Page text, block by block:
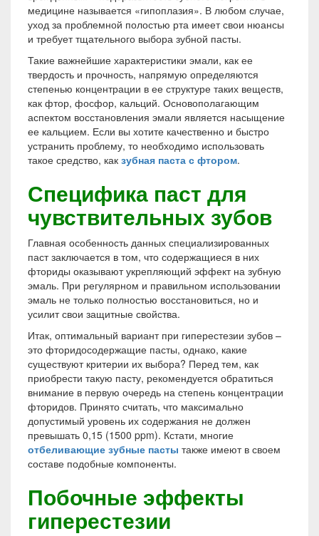
медицине называется «гипоплазия». В любом случае,
уход за проблемной полостью рта имеет свои нюансы
и требует тщательного выбора зубной пасты.
Такие важнейшие характеристики эмали, как ее
твердость и прочность, напрямую определяются
степенью концентрации в ее структуре таких веществ,
как фтор, фосфор, кальций. Основополагающим
аспектом восстановления эмали является насыщение
ее кальцием. Если вы хотите качественно и быстро
устранить проблему, то необходимо использовать
такое средство, как зубная паста с фтором.
Специфика паст для
чувствительных зубов
Главная особенность данных специализированных
паст заключается в том, что содержащиеся в них
фториды оказывают укрепляющий эффект на зубную
эмаль. При регулярном и правильном использовании
эмаль не только полностью восстановиться, но и
усилит свои защитные свойства.
Итак, оптимальный вариант при гиперестезии зубов –
это фторидосодержащие пасты, однако, какие
существуют критерии их выбора? Перед тем, как
приобрести такую пасту, рекомендуется обратиться
внимание в первую очередь на степень концентрации
фторидов. Принято считать, что максимально
допустимый уровень их содержания не должен
превышать 0,15 (1500 ppm). Кстати, многие
отбеливающие зубные пасты также имеют в своем
составе подобные компоненты.
Побочные эффекты
гиперестезии